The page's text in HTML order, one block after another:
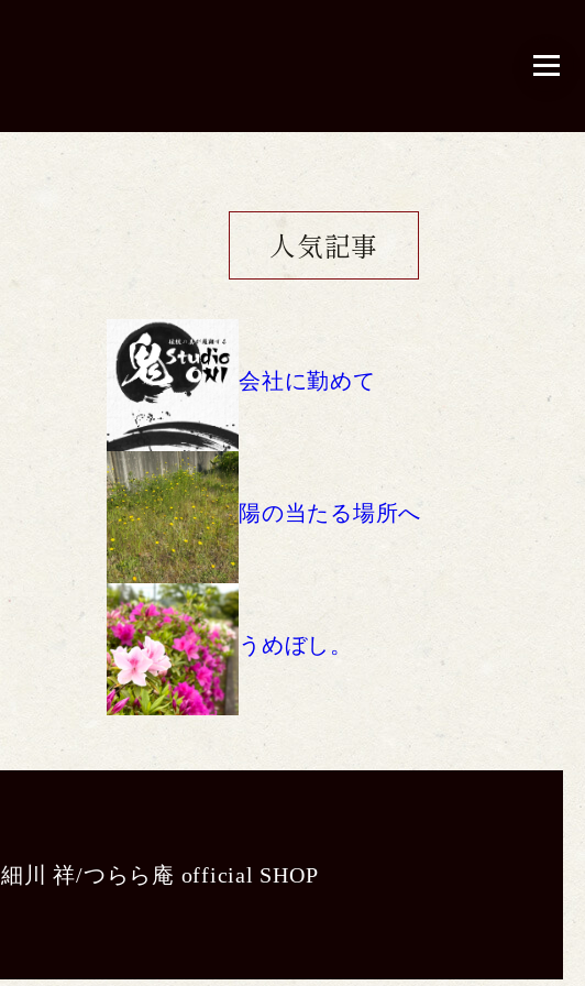
人気記事
会社に勤めて
陽の当たる場所へ
うめぼし。
細川 祥/つらら庵 official SHOP